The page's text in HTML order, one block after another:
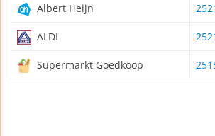
Albert Heijn
ALDI
Supermarkt Goedkoop